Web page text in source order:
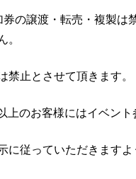
の譲渡・転売・複製は
。
止とさせて頂きます。
のお客様にはイベント
従っていただきますよ